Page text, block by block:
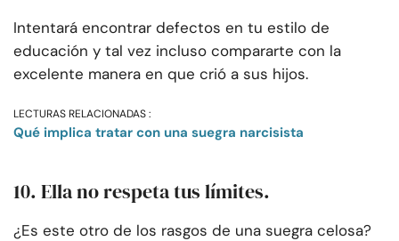
Intentará encontrar defectos en tu estilo de
educación y tal vez incluso compararte con la
excelente manera en que crió a sus hijos.
LECTURAS RELACIONADAS :
Qué implica tratar con una suegra narcisista
10. Ella no respeta tus límites.
¿Es este otro de los rasgos de una suegra celosa?